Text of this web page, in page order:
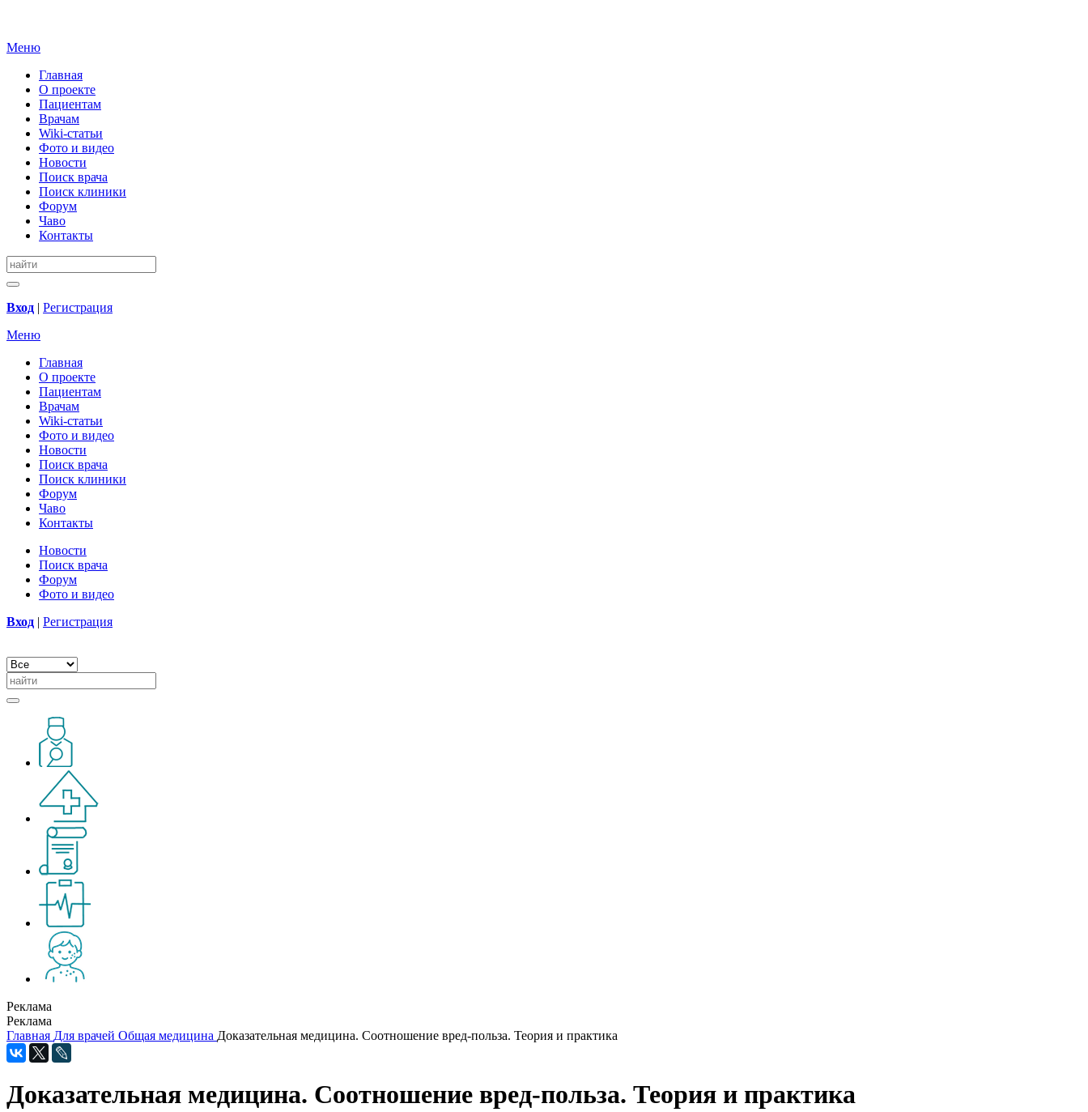
Меню
Главная
О проекте
Пациентам
Врачам
Wiki-статьи
Фото и видео
Новости
Поиск врача
Поиск клиники
Форум
Чаво
Контакты
Вход | Регистрация
Меню
Главная
О проекте
Пациентам
Врачам
Wiki-статьи
Фото и видео
Новости
Поиск врача
Поиск клиники
Форум
Чаво
Контакты
Новости
Поиск врача
Форум
Фото и видео
Вход | Регистрация
Реклама
Реклама
Главная Для врачей Общая медицина Доказательная медицина. Соотношение вред-польза. Теория и практика
Доказательная медицина. Соотношение вред-польза. Теория и практика